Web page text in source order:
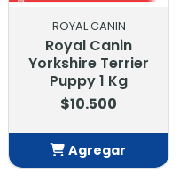
ROYAL CANIN
Royal Canin
Yorkshire Terrier
Puppy 1 Kg
$10.500
Agregar